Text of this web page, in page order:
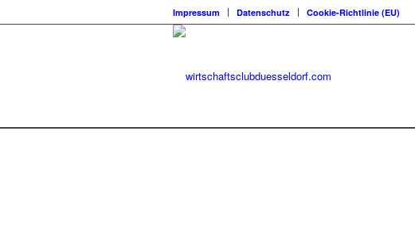
Impressum Datenschutz Cookie-Richtlinie (EU)